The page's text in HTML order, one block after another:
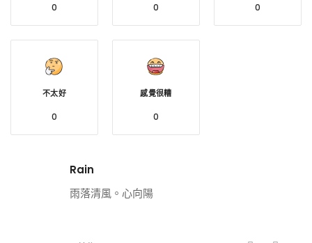
0 0 0
不太好
0
感覺很糟
0
Rain
雨落清風。心向陽